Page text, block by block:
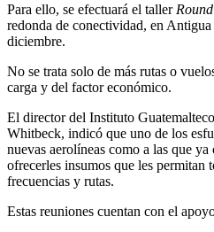
Para ello, se efectuará el taller
redonda de conectividad, en
diciembre.
No se trata solo de más rutas o
carga y del factor económico.
El director del Instituto
Whitbeck, indicó que uno de los
nuevas aerolíneas como a las que ya
ofrecerles insumos que les permitan
frecuencias y rutas.
Estas reuniones cuentan con el